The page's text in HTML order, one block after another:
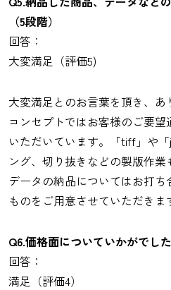
（5段階）
回答：
大変満足（評価5)
大変満足とのお言葉を頂き、あ
コンセプトではお客様のご要
いただいています。「tiff」や
ング、切り抜きなどの製版作業
データの納品についてはお打
ものをご用意させていただきま
Q6.価格面についていかがでした
回答：
満足（評価4）